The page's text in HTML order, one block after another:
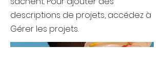
descriptions de projets, accédez à
Gérer les projets.